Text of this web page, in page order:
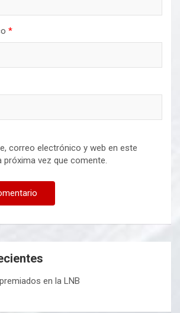
*
correo electrónico y web en este
próxima vez que comente.
en la LNB